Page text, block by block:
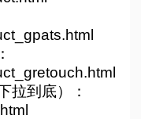
拉到底）：